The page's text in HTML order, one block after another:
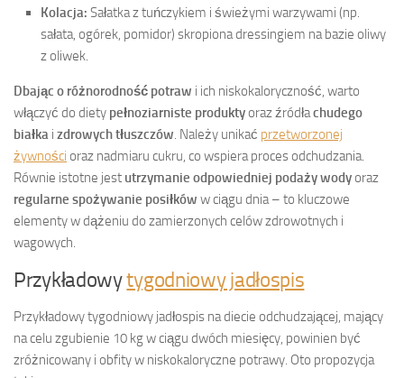
Kolacja: Sałatka z tuńczykiem i świeżymi warzywami (np.
sałata, ogórek, pomidor) skropiona dressingiem na bazie oliwy
z oliwek.
Dbając o różnorodność potraw i ich niskokaloryczność, warto
włączyć do diety pełnoziarniste produktyoraz źródłachudego
białka i zdrowych tłuszczów . Należy unikać przetworzonej
żywności oraz nadmiaru cukru, co wspiera proces odchudzania.
Równie istotne jest utrzymanie odpowiedniej podaży wodyoraz
regularne spożywanie posiłków w ciągu dnia – to kluczowe
elementy w dążeniu do zamierzonych celów zdrowotnych i
wagowych.
Przykładowytygodniowy jadłospis
Przykładowy tygodniowy jadłospis na diecie odchudzającej, mający
na celu zgubienie 10 kg w ciągu dwóch miesięcy, powinien być
zróżnicowany i obfity w niskokaloryczne potrawy. Oto propozycja